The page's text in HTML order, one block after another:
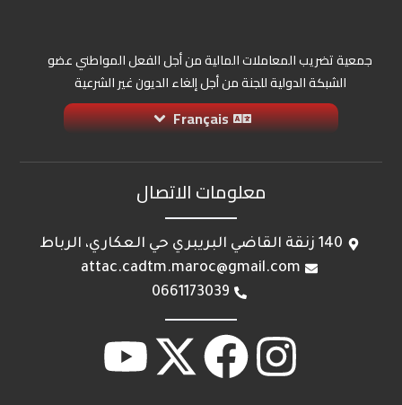
معلومات الاتصال
140 زنقة القاضي البريبري حي العكاري، الرباط
attac.cadtm.maroc@gmail.com
0661173039
جمعية تضريب المعاملات المالية من أجل الفعل المواطني عضو
الشبكة الدولية للجنة من أجل إلغاء الديون غير الشرعية
Français